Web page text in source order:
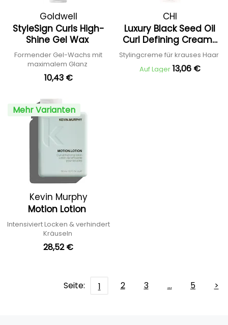
Goldwell
StyleSign Curls High-
Shine Gel Wax
Formender Gel-Wachs mit
maximalem Glanz
10,43 €
CHI
Luxury Black Seed Oil
Curl Defining Cream-
Gel
Stylingcreme für krauses Haar
Auf Lager 13,06 €
Mehr Varianten
Kevin Murphy
Motion Lotion
Intensiviert Locken & verhindert
Kräuseln
28,52 €
Seite: 1 2 3 … 5 >